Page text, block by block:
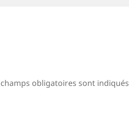
champs obligatoires sont indiqués